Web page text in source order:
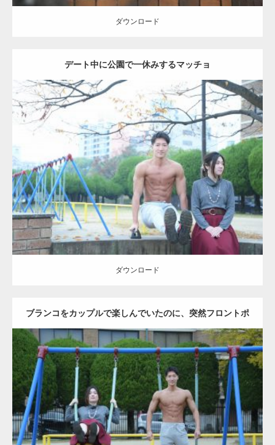
ダウンロード
デート中に公園で一休みするマッチョ
Update:2021.07.6
Category:公園のマッチョ その他 AKIHITO(細マッチョ) 腹筋
ダウンロード
ダウンロード
ブランコをカップルで楽しんでいたのに、突然フロントポ
ーズをするマッチョ
Update: 2021.07.6
Category:公園のマッチョ その他 AKIHITO(細マッチョ) 腹筋 大胸筋
ダウンロード